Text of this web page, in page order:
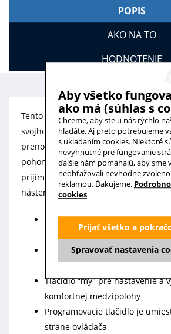
POPIS
AKO NA TO
HODNOTENIE
Tento druh ovládača je
svojho predchodu Situo 1 Variation
prenosný diaľkový ovládač pre
pohonov (io prijímačov) alebo skupín
prijímačov) vonkajších žalúzií.
nástenný držiak.
Možnosť lokálneho,
centrálneho ovládania
Komfortné naklápanie lamiel
koliesku
Tlačidlo “my” pre nastavenie a
komfortnej medzipolohy
Programovacie tlačidlo je
strane ovládača
Aby všetko
ako má (súhlas s
Chceme, aby ste u nás rýchlo
hľadáte. Aj preto potrebujeme
s ukladaním cookies. Niektoré
nevyhnutné pre fungovanie
ďalšie nám pomáhajú, aby sme
neobťažovali nevhodne
reklamou. Ďakujeme.
cookies
Spravovať nastavenia
Prijať všetko a